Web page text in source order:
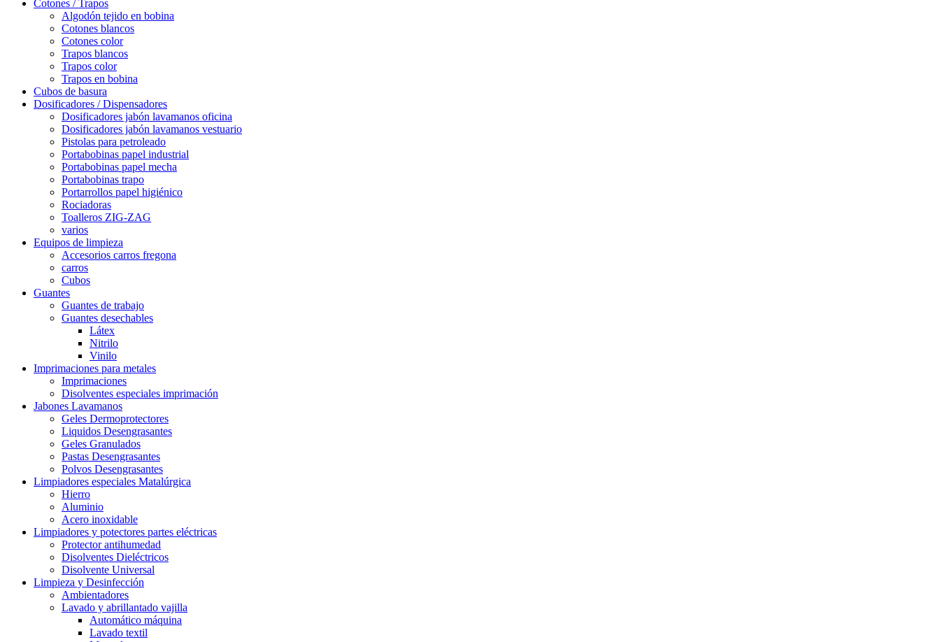
Cotones / Trapos
Algodón tejido en bobina
Cotones blancos
Cotones color
Trapos blancos
Trapos color
Trapos en bobina
Cubos de basura
Dosificadores / Dispensadores
Dosificadores jabón lavamanos oficina
Dosificadores jabón lavamanos vestuario
Pistolas para petroleado
Portabobinas papel industrial
Portabobinas papel mecha
Portabobinas trapo
Portarrollos papel higiénico
Rociadoras
Toalleros ZIG-ZAG
varios
Equipos de limpieza
Accesorios carros fregona
carros
Cubos
Guantes
Guantes de trabajo
Guantes desechables
Látex
Nitrilo
Vinilo
Imprimaciones para metales
Imprimaciones
Disolventes especiales imprimación
Jabones Lavamanos
Geles Dermoprotectores
Liquidos Desengrasantes
Geles Granulados
Pastas Desengrasantes
Polvos Desengrasantes
Limpiadores especiales Matalúrgica
Hierro
Aluminio
Acero inoxidable
Limpiadores y potectores partes eléctricas
Protector antihumedad
Disolventes Dieléctricos
Disolvente Universal
Limpieza y Desinfección
Ambientadores
Lavado y abrillantado vajilla
Automático máquina
Lavado textil